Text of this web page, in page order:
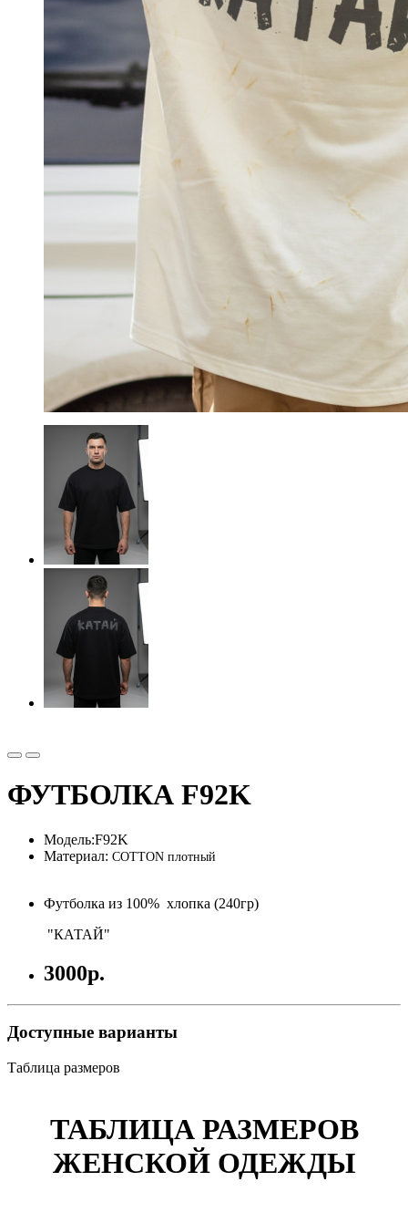
ФУТБОЛКА F92K
Модель:F92K
Материал: COTTON плотный
Футболка из 100% хлопка (240гр)
"КАТАЙ"
3000р.
Доступные варианты
Таблица размеров
ТАБЛИЦА РАЗМЕРОВ
ЖЕНСКОЙ ОДЕЖДЫ